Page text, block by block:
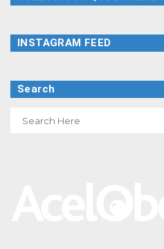
INSTAGRAM FEED
Search